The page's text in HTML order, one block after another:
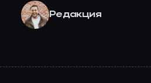
Редакция